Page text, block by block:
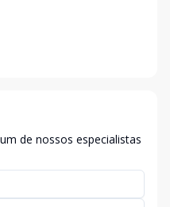
de nossos especialistas